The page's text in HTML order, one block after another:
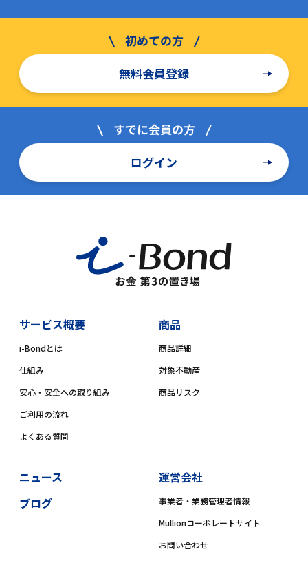
無料会員登録
ログイン
サービス概要
i-Bondとは
仕組み
安心・安全への取り組み
ご利用の流れ
よくある質問
商品
商品詳細
対象不動産
商品リスク
ニュース
ブログ
運営会社
事業者・業務管理者情報
Mullionコーポレートサイト
お問い合わせ